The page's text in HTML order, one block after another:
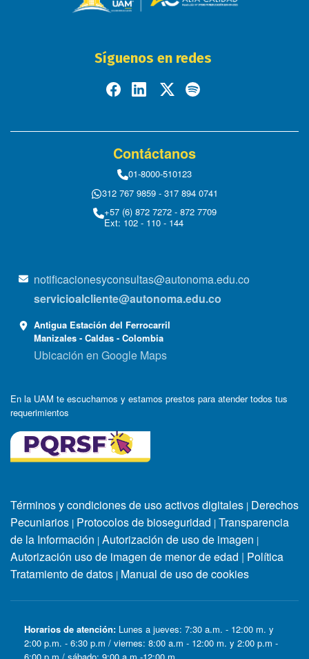
Síguenos en redes
Contáctanos
01-8000-510123
312 767 9859 - 317 894 0741
+57 (6) 872 7272 - 872 7709
Ext: 102 - 110 - 144
notificacionesyconsultas@autonoma.edu.co
servicioalcliente@autonoma.edu.co
Antigua Estación del Ferrocarril
Manizales - Caldas - Colombia
Ubicación en Google Maps
En la UAM te escuchamos y estamos prestos para atender todos tus
requerimientos
Términos y condiciones de uso activos digitales | Derechos
Pecuniarios | Protocolos de bioseguridad | Transparencia
de la Información | Autorización de uso de imagen |
Autorización uso de imagen de menor de edad | Política
Tratamiento de datos | Manual de uso de cookies
Horarios de atención: Lunes a jueves: 7:30 a.m. - 12:00 m. y
2:00 p.m. - 6:30 p.m / viernes: 8:00 a.m - 12:00 m. y 2:00 p.m -